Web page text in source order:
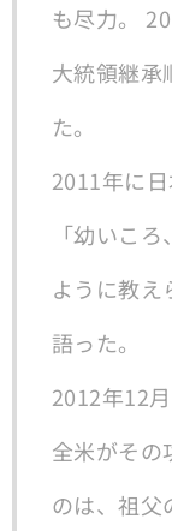
も尽力。
大統領継承
た。
2011年に
「幼いこ
ように教え
語った。
2012年12
全米がその
のは、祖父